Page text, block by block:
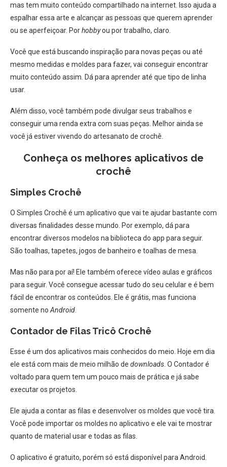
mas tem muito conteúdo compartilhado na internet. Isso ajuda a
espalhar essa arte e alcançar as pessoas que querem aprender
ou se aperfeiçoar. Porhobbyou por trabalho, claro.
Você que está buscando inspiração para novas peças ou até
mesmo medidas e moldes para fazer, vai conseguir encontrar
muito conteúdo assim. Dá para aprender até que tipo de linha
usar.
Além disso, você também pode divulgar seus trabalhos e
conseguir uma renda extra com suas peças. Melhor ainda se
você já estiver vivendo do artesanato de crochê.
Conheça os melhores aplicativos de
crochê
Simples Crochê
O Simples Crochê é um aplicativo que vai te ajudar bastante com
diversas finalidades desse mundo. Por exemplo, dá para
encontrar diversos modelos na biblioteca do app para seguir.
São toalhas, tapetes, jogos de banheiro e toalhas de mesa.
Mas não para por aí! Ele também oferece vídeo aulas e gráficos
para seguir. Você consegue acessar tudo do seu celular e é bem
fácil de encontrar os conteúdos. Ele é grátis, mas funciona
somente no Android
Contador de Filas Tricô Crochê
Esse é um dos aplicativos mais conhecidos do meio. Hoje em dia
ele está com mais de meio milhão de downloads . O Contador é
voltado para quem tem um pouco mais de prática e já sabe
executar os projetos.
Ele ajuda a contar as filas e desenvolver os moldes que você tira.
Você pode importar os moldes no aplicativo e ele vai te mostrar
quanto de material usar e todas as filas.
O aplicativo é gratuito, porém só está disponível para Android.